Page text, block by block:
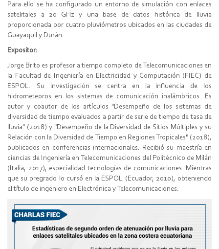
Para ello se ha configurado un entorno de simulación con enlaces
satelitales a 20 GHz y una base de datos histórica de lluvia
proporcionada por cuatro pluviómetros ubicados en las ciudades de
Guayaquil y Durán.
Expositor:
Jorge Brito es profesor a tiempo completo de Telecomunicaciones en
la Facultad de Ingeniería en Electricidad y Computación (FIEC) de
ESPOL. Su investigación se centra en la influencia de los
hidrometeoros en los sistemas de comunicación inalámbricos. Es
autor y coautor de los artículos "Desempeño de los sistemas de
diversidad de tiempo evaluados a partir de serie de tiempo de tasa de
lluvia" (2018) y "Desempeño de la Diversidad de Sitios Múltiples y su
Relación con la Diversidad de Tiempo en Regiones Tropicales" (2018),
publicados en conferencias internacionales. Recibió su maestría en
ciencias de Ingeniería en Telecomunicaciones del Politécnico de Milán
(Italia, 2017), especialidad tecnologías de comunicaciones. Mientras
que su pregrado lo cursó en la ESPOL (Ecuador, 2010), obteniendo
el título de ingeniero en Electrónica y Telecomunicaciones.